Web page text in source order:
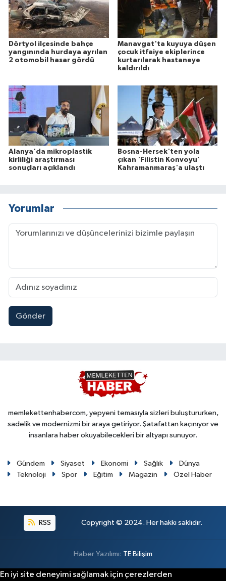
Dörtyol ilçesinde bahçe
yangınında hurdaya ayrılan
2 otomobil hasar gördü
Manavgat'ta kuyuya düşen
çocuk itfaiye ekiplerince
kurtarılarak hastaneye
kaldırıldı
Alanya'da mikroplastik
kirliliği araştırması
sonuçları açıklandı
Bosna-Hersek'ten yola
çıkan 'Filistin Konvoyu'
Kahramanmaraş'a ulaştı
Yorumlar
Gönder
memlekettenhabercom, yepyeni temasıyla sizleri buluştururken,
sadelik ve modernizmi bir araya getiriyor. Şatafattan kaçınıyor ve
insanlara haber okuyabilecekleri bir altyapı sunuyor.
Gündem Siyaset Ekonomi Sağlık
Dünya
Teknoloji
Spor Eğitim Magazin Özel Haber
RSS Copyright © 2024. Her hakkı saklıdır.
Haber Yazılımı: TE Bilişim
En iyi site deneyimi sağlamak için çerezlerden